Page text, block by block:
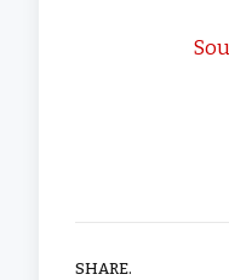
SHARE.